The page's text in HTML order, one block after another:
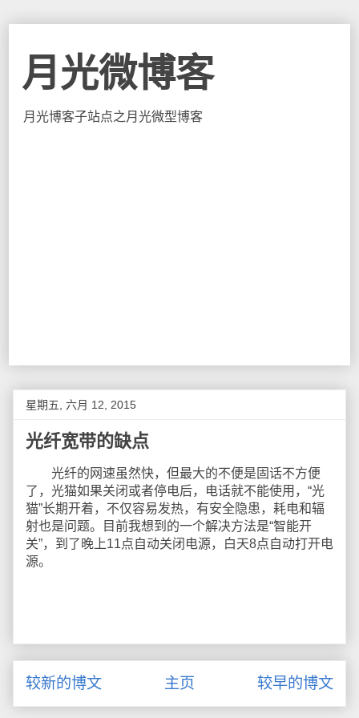
月光微博客
月光博客子站点之月光微型博客
星期五, 六月 12, 2015
光纤宽带的缺点
光纤的网速虽然快，但最大的不便是固话不方便
了，光猫如果关闭或者停电后，电话就不能使用，“光
猫”长期开着，不仅容易发热，有安全隐患，耗电和辐
射也是问题。目前我想到的一个解决方法是“智能开
关”，到了晚上11点自动关闭电源，白天8点自动打开电
源。
较新的博文 较早的博文
主页